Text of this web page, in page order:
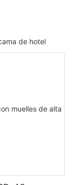
de hotel